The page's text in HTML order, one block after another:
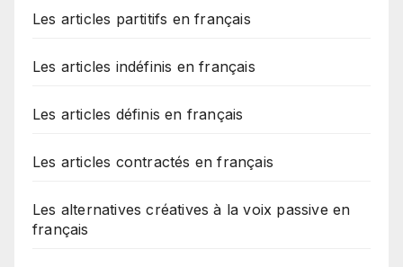
Les articles partitifs en français
Les articles indéfinis en français
Les articles définis en français
Les articles contractés en français
Les alternatives créatives à la voix passive en
français